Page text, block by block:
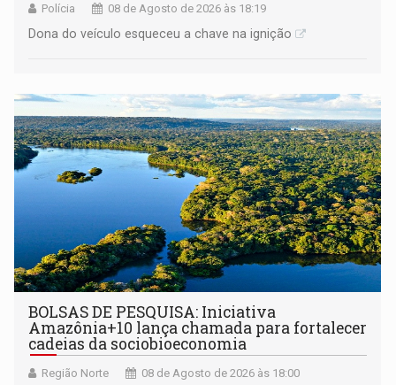
Polícia 08 de Agosto de 2026 às 18:19
Dona do veículo esqueceu a chave na ignição
BOLSAS DE PESQUISA: Iniciativa
Amazônia+10 lança chamada para fortalecer
cadeias da sociobioeconomia
Região Norte 08 de Agosto de 2026 às 18:00